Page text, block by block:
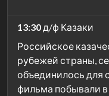
13:30д/ф Казаки
Российское
рубежей страны,
объединилось для
фильма побывали